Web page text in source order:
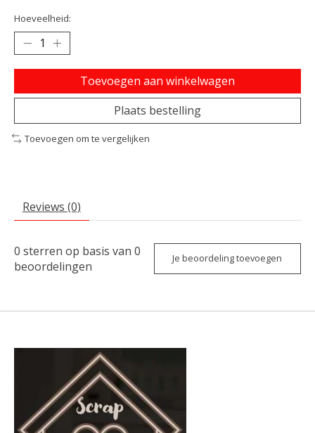
Hoeveelheid:
Toevoegen aan winkelwagen
Plaats bestelling
Toevoegen om te vergelijken
Reviews (0)
0 sterren op basis van 0
beoordelingen
Je beoordeling toevoegen